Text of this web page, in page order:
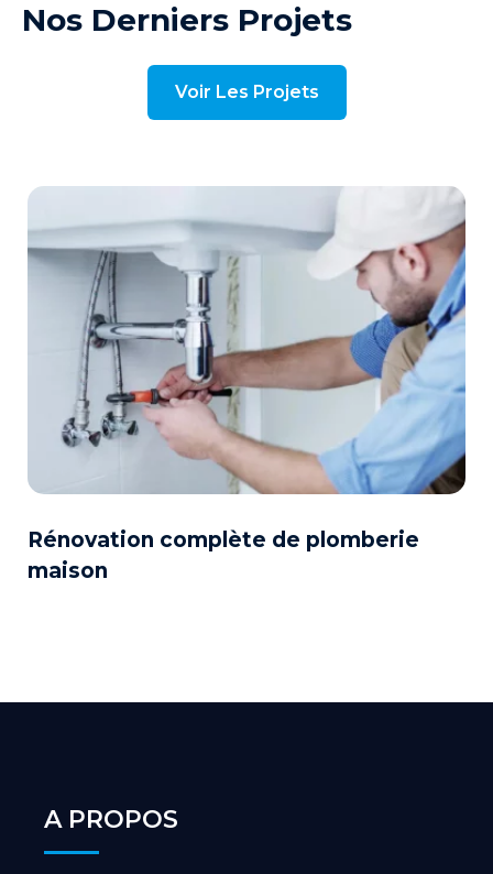
Nos Derniers Projets
Voir Les Projets
Rénovation complète de plomberie
maison
A PROPOS